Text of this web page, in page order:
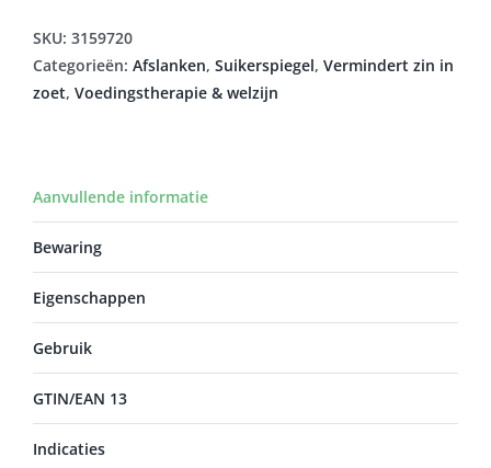
SKU: 3159720
Categorieën: Afslanken, Suikerspiegel, Vermindert zin in
zoet, Voedingstherapie & welzijn
Aanvullende informatie
Bewaring
Eigenschappen
Gebruik
GTIN/EAN 13
Indicaties